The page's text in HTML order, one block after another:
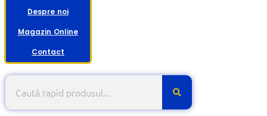
Despre noi
Magazin Online
Contact